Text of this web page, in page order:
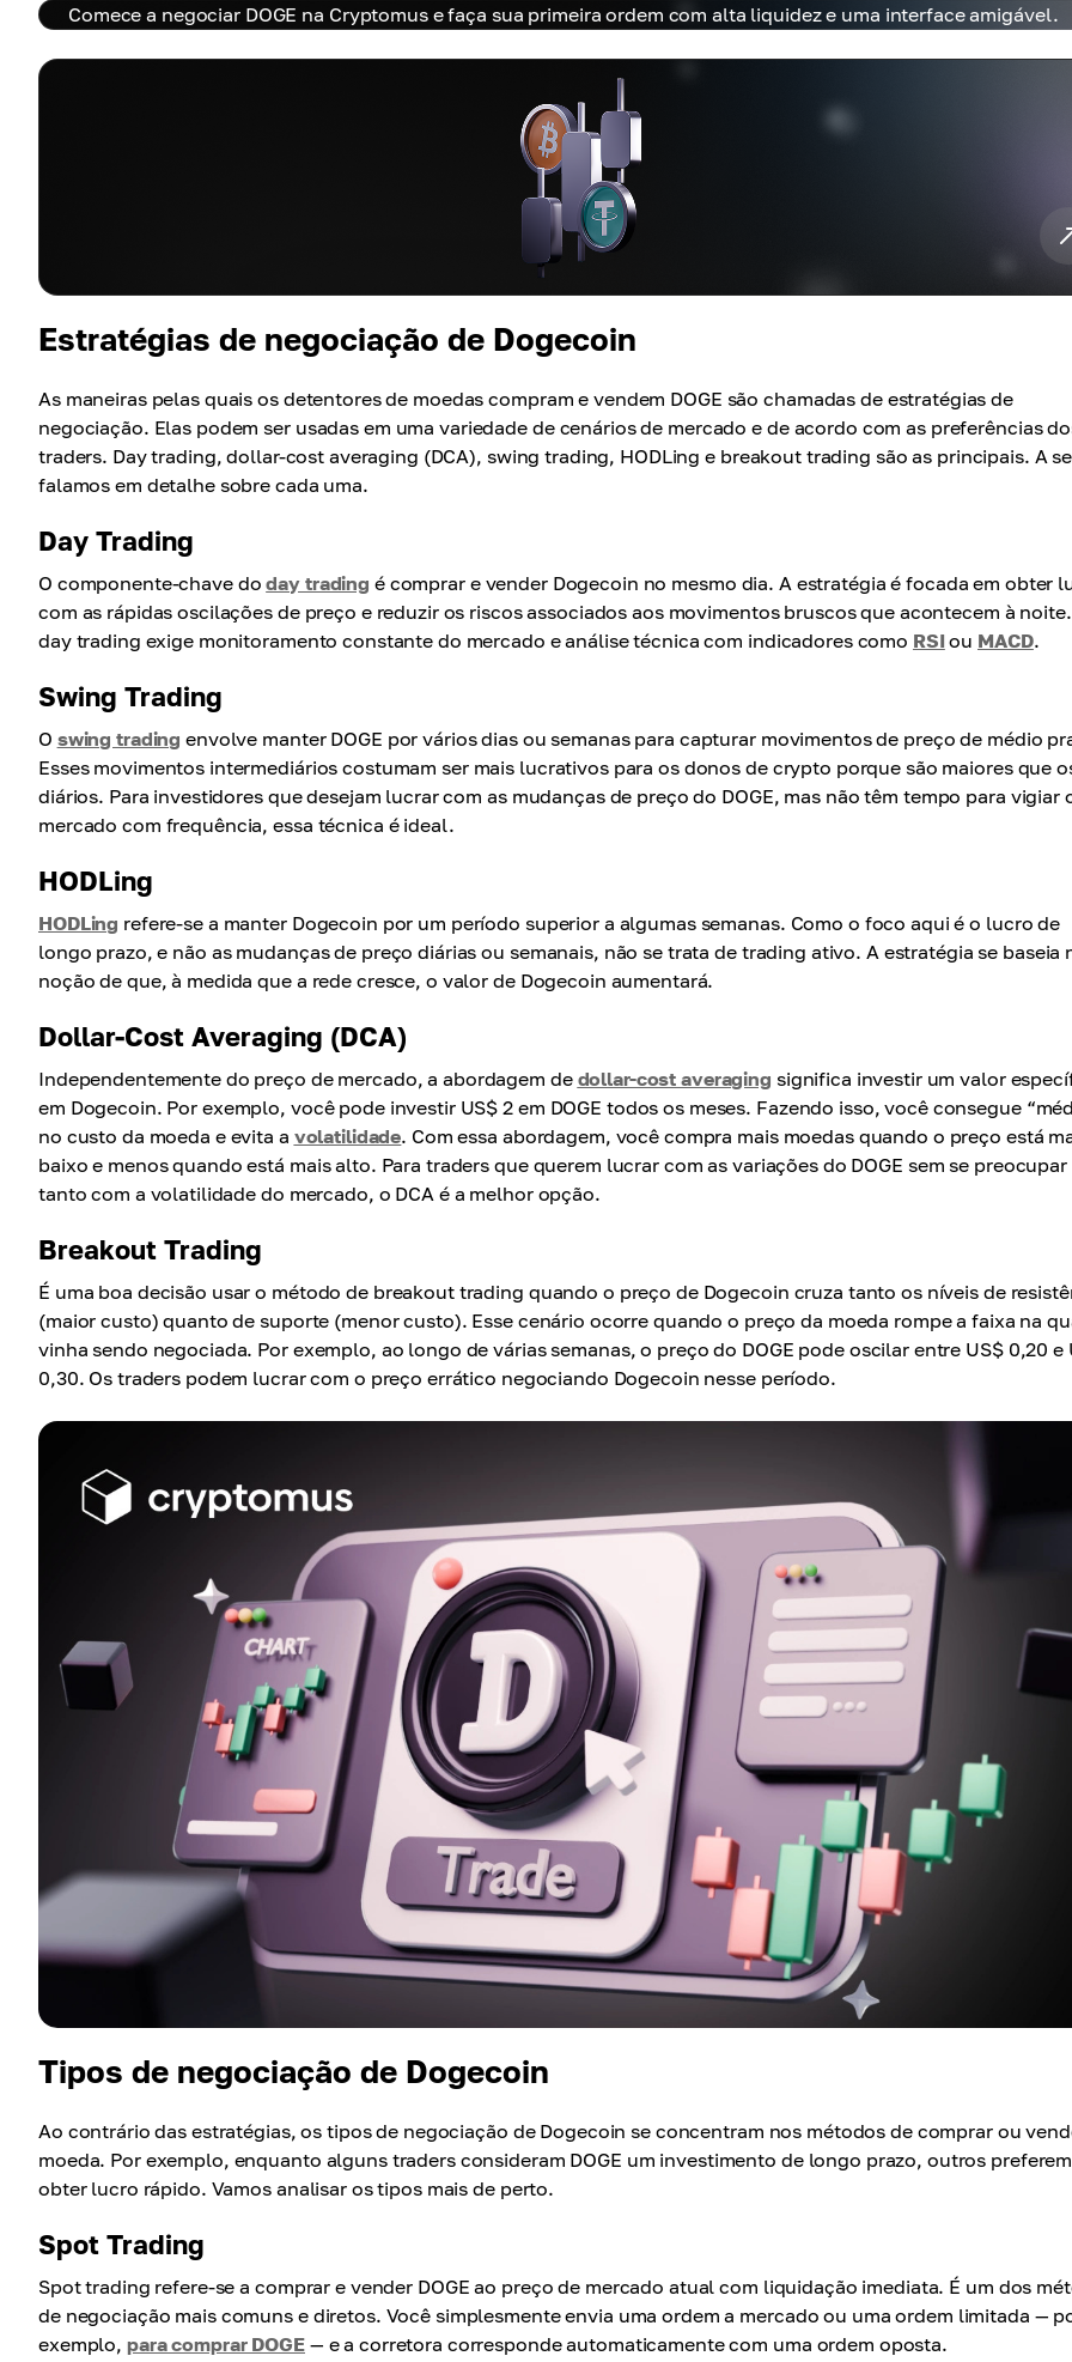
Comece a negociar DOGE na Cryptomus e faça sua primeira ordem com alta liquidez e uma interface amigável.
Estratégias de negociação de Dogecoin
As maneiras pelas quais os detentores de moedas compram e vendem DOGE são chamadas de estratégias de
negociação. Elas podem ser usadas em uma variedade de cenários de mercado e de acordo com as preferências
traders. Day trading, dollar-cost averaging (DCA), swing trading, HODLing e breakout trading são as principais. A
falamos em detalhe sobre cada uma.
Day Trading
O componente-chave doday trading é comprar e vender Dogecoin no mesmo dia. A estratégia é focada em obter
com as rápidas oscilações de preço e reduzir os riscos associados aos movimentos bruscos que acontecem à
day trading exige monitoramento constante do mercado e análise técnica com indicadores como RSIou MACD.
Swing Trading
O swing trading envolve manter DOGE por vários dias ou semanas para capturar movimentos de preço de médio
Esses movimentos intermediários costumam ser mais lucrativos para os donos de crypto porque são maiores que
diários. Para investidores que desejam lucrar com as mudanças de preço do DOGE, mas não têm tempo para vigiar
mercado com frequência, essa técnica é ideal.
HODLing
HODLing refere-se a manter Dogecoin por um período superior a algumas semanas. Como o foco aqui é o lucro de
longo prazo, e não as mudanças de preço diárias ou semanais, não se trata de trading ativo. A estratégia se baseia
noção de que, à medida que a rede cresce, o valor de Dogecoin aumentará.
Dollar-Cost Averaging (DCA)
Independentemente do preço de mercado, a abordagem de dollar-cost averaging significa investir um valor
em Dogecoin. Por exemplo, você pode investir US$ 2 em DOGE todos os meses. Fazendo isso, você consegue
no custo da moeda e evita a volatilidade. Com essa abordagem, você compra mais moedas quando o preço está
baixo e menos quando está mais alto. Para traders que querem lucrar com as variações do DOGE sem se preocupar
tanto com a volatilidade do mercado, o DCA é a melhor opção.
Breakout Trading
É uma boa decisão usar o método de breakout trading quando o preço de Dogecoin cruza tanto os níveis de
(maior custo) quanto de suporte (menor custo). Esse cenário ocorre quando o preço da moeda rompe a faixa na
vinha sendo negociada. Por exemplo, ao longo de várias semanas, o preço do DOGE pode oscilar entre US$ 0,20 e
0,30. Os traders podem lucrar com o preço errático negociando Dogecoin nesse período.
Tipos de negociação de Dogecoin
Ao contrário das estratégias, os tipos de negociação de Dogecoin se concentram nos métodos de comprar ou
moeda. Por exemplo, enquanto alguns traders consideram DOGE um investimento de longo prazo, outros preferem
obter lucro rápido. Vamos analisar os tipos mais de perto.
Spot Trading
Spot trading refere-se a comprar e vender DOGE ao preço de mercado atual com liquidação imediata. É um dos
de negociação mais comuns e diretos. Você simplesmente envia uma ordem a mercado ou uma ordem limitada —
exemplo, para comprar DOGE— e a corretora corresponde automaticamente com uma ordem oposta.